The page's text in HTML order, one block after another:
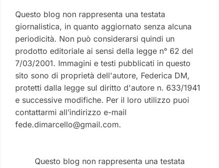
Questo blog non rappresenta una testata
giornalistica, in quanto aggiornato senza alcuna
periodicità. Non può considerarsi quindi un
prodotto editoriale ai sensi della legge n° 62 del
7/03/2001. Immagini e testi pubblicati in questo
sito sono di proprietà dell'autore, Federica DM,
protetti dalla legge sul diritto d'autore n. 633/1941
e successive modifiche. Per il loro utilizzo puoi
contattarmi all’indirizzo e-mail
fede.dimarcello@gmail.com.
Questo blog non rappresenta una testata